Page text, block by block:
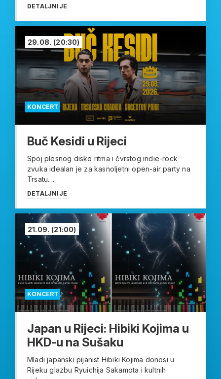
DETALJNIJE
KONCERT
29.08. (20:30)
Buč Kesidi u Rijeci
Spoj plesnog disko ritma i čvrstog indie-rock
zvuka idealan je za kasnoljetni open-air party na
Trsatu....
DETALJNIJE
KONCERT
21.09. (21:00)
Japan u Rijeci: Hibiki Kojima u
HKD-u na Sušaku
Mladi japanski pijanist Hibiki Kojima donosi u
Rijeku glazbu Ryuichija Sakamota i kultnih